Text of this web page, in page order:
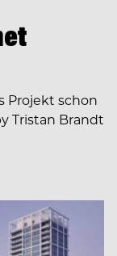
Projekt schon
Tristan Brandt